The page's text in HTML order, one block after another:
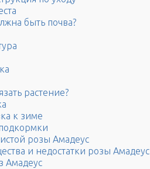
быть почва?
растение?
к зиме
розы Амадеус
и недостатки розы Амадеус
Амадеус